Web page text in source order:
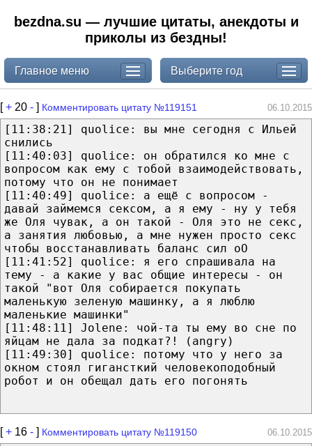
bezdna.su — лучшие цитаты, анекдоты и
приколы из бездны!
Главное меню Выберите год
[+ 20 - ] Комментировать цитату №119151 06.10.2015
[11:38:21] quolice: вы мне сегодня с Ильей
снились
[11:40:03] quolice: он обратился ко мне с
вопросом как ему с тобой взаимодействовать,
потому что он не понимает
[11:40:49] quolice: а ещё с вопросом -
давай займемся сексом, а я ему - ну у тебя
же Оля чувак, а он такой - Оля это не секс,
а занятия любовью, а мне нужен просто секс
чтобы восстанавливать баланс сил оО
[11:41:52] quolice: я его спрашивала на
тему - а какие у вас общие интересы - он
такой "вот Оля собирается покупать
маленькую зеленую машинку, а я люблю
маленькие машинки"
[11:48:11] Jolene: чой-та ты ему во сне по
яйцам не дала за подкат?! (angry)
[11:49:30] quolice: потому что у него за
окном стоял гигансткий человекоподобный
робот и он обещал дать его погонять
[+ 16 - ] Комментировать цитату №119150 06.10.2015